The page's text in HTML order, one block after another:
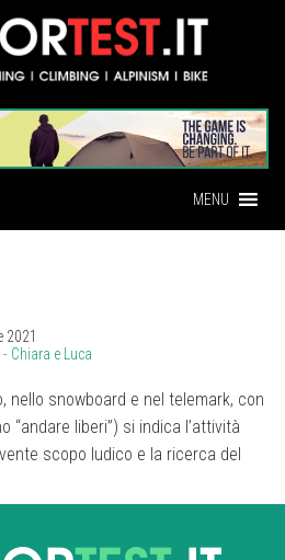
MENU
2021
Chiara e Luca
nello snowboard e nel telemark, con
“andare liberi”) si indica l’attività
scopo ludico e la ricerca del